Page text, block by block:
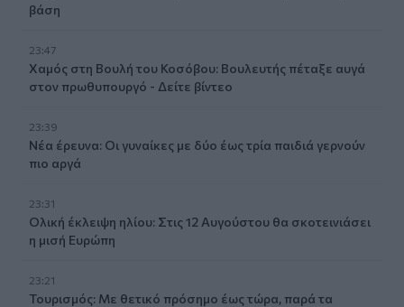
βάση
23:47
Χαμός στη Βουλή του Κοσόβου: Βουλευτής πέταξε αυγά
στον πρωθυπουργό - Δείτε βίντεο
23:39
Νέα έρευνα: Οι γυναίκες με δύο έως τρία παιδιά γερνούν
πιο αργά
23:31
Ολική έκλειψη ηλίου: Στις 12 Αυγούστου θα σκοτεινιάσει
η μισή Ευρώπη
23:21
Τουρισμός: Με θετικό πρόσημο έως τώρα, παρά τα